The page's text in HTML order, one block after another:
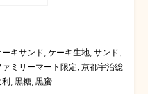
ーキサンド, ケーキ生地, サンド,
ァミリーマート限定, 京都宇治総
, 黒糖, 黒蜜